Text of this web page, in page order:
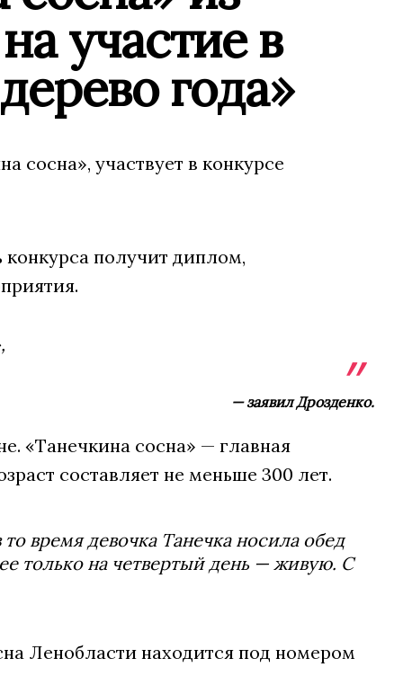
участие в
года»
сосна», участвует в конкурсе
получит диплом,
— заявил Дрозденко.
«Танечкина сосна» — главная
составляет не меньше 300 лет.
время девочка Танечка носила обед
только на четвертый день — живую. С
Ленобласти находится под номером